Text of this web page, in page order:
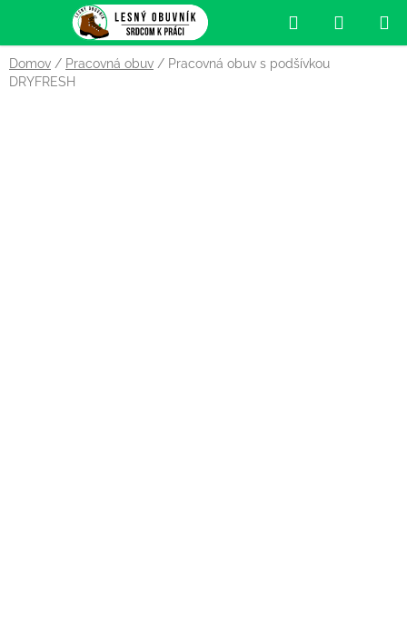
obsah
Hľadať
KOŠÍK
Domov / Pracovná obuv / Pracovná obuv s podšívkou
DRYFRESH